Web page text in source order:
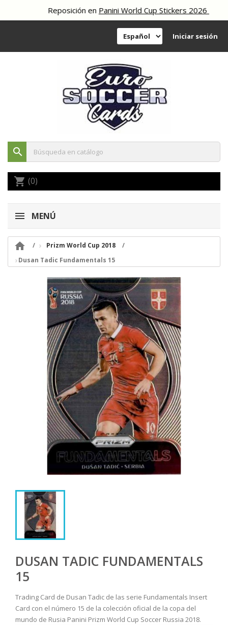
Reposición enPanini World Cup Stickers 2026
Iniciar sesión
search
shopping_cart (0)
MENÚ

Prizm World Cup 2018
Dusan Tadic Fundamentals 15
DUSAN TADIC FUNDAMENTALS
15
Trading Card de Dusan Tadic de las serie Fundamentals Insert
Card con el número 15 de la colección oficial de la copa del
mundo de Rusia Panini Prizm World Cup Soccer Russia 2018.